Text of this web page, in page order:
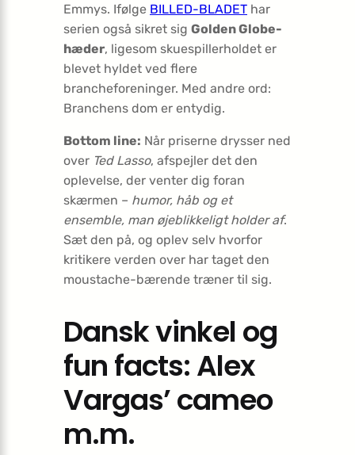
Emmys. Ifølge BILLED-BLADET har
serien også sikret sig Golden Globe-
hæder, ligesom skuespillerholdet er
blevet hyldet ved flere
brancheforeninger. Med andre ord:
Branchens dom er entydig.
Bottom line: Når priserne drysser ned
over Ted Lasso, afspejler det den
oplevelse, der venter dig foran
skærmen – humor, håb og et
ensemble, man øjeblikkeligt holder af.
Sæt den på, og oplev selv hvorfor
kritikere verden over har taget den
moustache-bærende træner til sig.
Dansk vinkel og
fun facts: Alex
Vargas’ cameo
m.m.